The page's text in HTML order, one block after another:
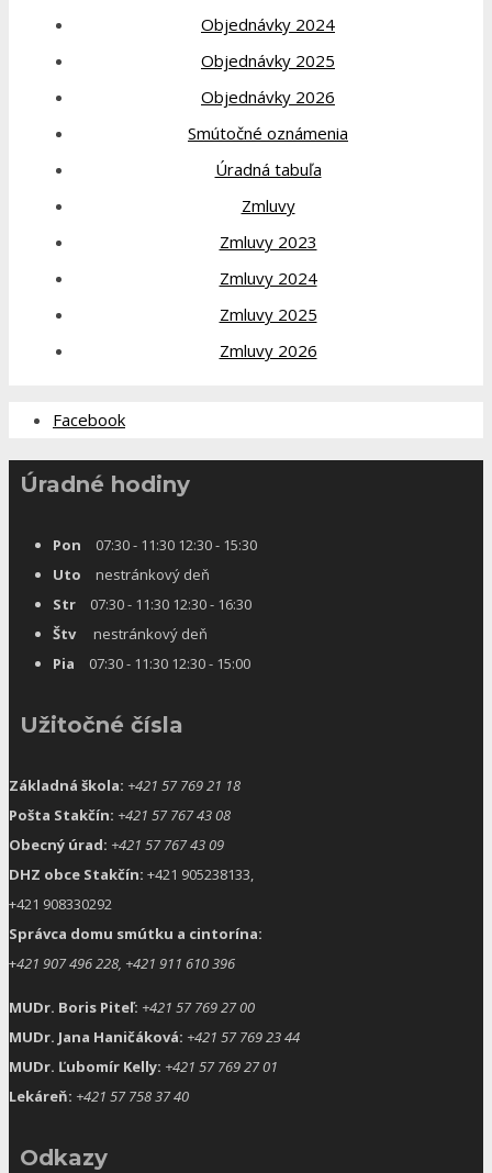
Objednávky 2024
Objednávky 2025
Objednávky 2026
Smútočné oznámenia
Úradná tabuľa
Zmluvy
Zmluvy 2023
Zmluvy 2024
Zmluvy 2025
Zmluvy 2026
Facebook
Úradné hodiny
Pon 07:30 - 11:30 12:30 - 15:30
Uto nestránkový deň
Str 07:30 - 11:30 12:30 - 16:30
Štvnestránkový deň
Pia 07:30 - 11:30 12:30 - 15:00
Užitočné čísla
Základná škola: +421 57 769 21 18
Pošta Stakčín: +421 57 767 43 08
Obecný úrad: +421 57 767 43 09
DHZ obce Stakčín: +421 905238133,
+421 908330292
Správca domu smútku a cintorína:
+421 907 496 228, +421 911 610 396
MUDr. Boris Piteľ: +421 57 769 27 00
MUDr. Jana Haničáková: +421 57 769 23 44
MUDr. Ľubomír Kelly: +421 57 769 27 01
Lekáreň: +421 57 758 37 40
Odkazy